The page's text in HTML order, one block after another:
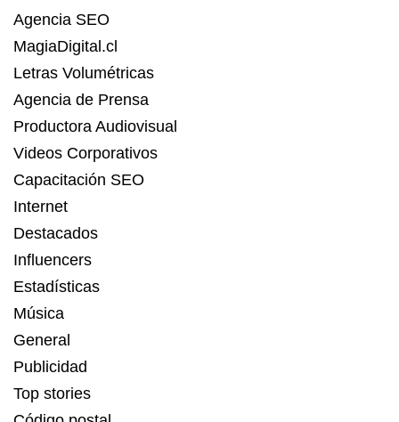
Agencia SEO
MagiaDigital.cl
Letras Volumétricas
Agencia de Prensa
Productora Audiovisual
Videos Corporativos
Capacitación SEO
Internet
Destacados
Influencers
Estadísticas
Música
General
Publicidad
Top stories